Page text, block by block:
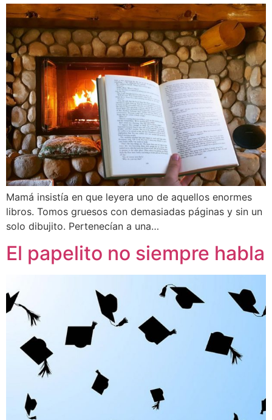
Mamá insistía en que leyera uno de aquellos enormes
libros. Tomos gruesos con demasiadas páginas y sin un
solo dibujito. Pertenecían a una…
El papelito no siempre habla